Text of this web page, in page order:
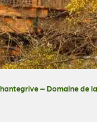
– Domaine de